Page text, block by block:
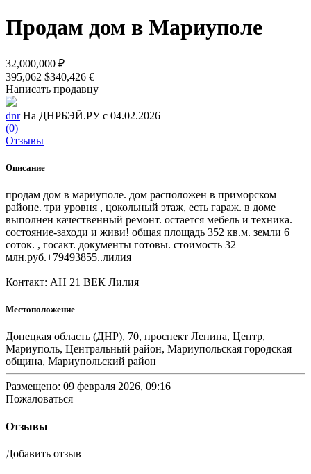
Продам дом в Мариуполе
32,000,000 ₽
395,062 $340,426 €
Написать продавцу
dnr На ДНРБЭЙ.РУ с 04.02.2026
(0)
Отзывы
Описание
продам дом в мариуполе. дом расположен в приморском
районе. три уровня , цокольный этаж, есть гараж. в доме
выполнен качественный ремонт. остается мебель и техника.
состояние-заходи и живи! общая площадь 352 кв.м. земли 6
соток. , госакт. документы готовы. стоимость 32
млн.руб.+79493855..лилия
Контакт: АН 21 ВЕК Лилия
Местоположение
Донецкая область (ДНР), 70, проспект Ленина, Центр,
Мариуполь, Центральный район, Мариупольская городская
община, Мариупольский район
Размещено: 09 февраля 2026, 09:16
Пожаловаться
Отзывы
Добавить отзыв